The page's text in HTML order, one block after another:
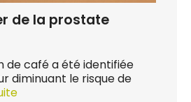
de la prostate
de café a été identifiée
diminuant le risque de